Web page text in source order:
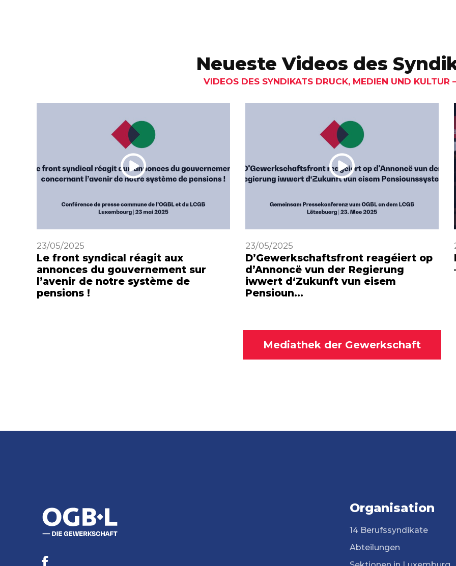
Neueste Videos des
VIDEOS DES SYNDIKATS DRUCK, MEDIEN UND KULTUR
23/05/2025
Le front syndical réagit aux
annonces du gouvernement sur
l’avenir de notre système de
pensions !
23/05/2025
D’Gewerkschaftsfront reagéiert op
d’Annoncë vun der Regierung
iwwert d‘Zukunft vun eisem
Pensioun…
Mediathek der Gewerkschaft
Organisation
14 Berufssyndikate
Abteilungen